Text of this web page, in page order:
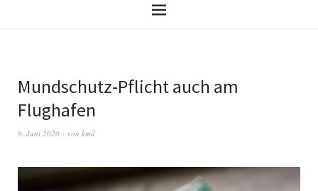
Mundschutz-Pflicht auch am
Flughafen
9. Juni 2020 von kmd